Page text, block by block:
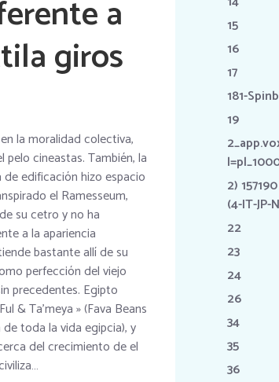
a
giros
la moralidad colectiva,
cineastas. También, la
edificación hizo espacio
el Ramesseum,
su cetro y no ha
a la apariencia
bastante allí de su
perfección del viejo
precedentes. Egipto
& Ta’meya » (Fava Beans
toda la vida egipcia), y
del crecimiento de el
15
16
17
181-
19
2)
(4-IT-JP-
22
23
24
26
34
35
36